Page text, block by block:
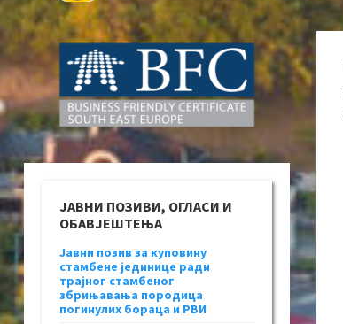
ЈАВНИ ПОЗИВИ, ОГЛАСИ И
ОБАВЈЕШТЕЊА
Јавни позив за куповину
стамбене јединице ради
трајног стамбеног
збрињавања породица
погинулих бораца и РВИ